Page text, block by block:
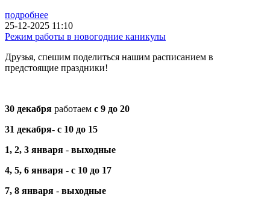
подробнее
25-12-2025 11:10
Режим работы в новогодние каникулы
Друзья, спешим поделиться нашим расписанием в
предстоящие праздники!
30 декабря работаем с 9 до 20
31 декабря- с 10 до 15
1, 2, 3 января - выходные
4, 5, 6 января - с 10 до 17
7, 8 января - выходные